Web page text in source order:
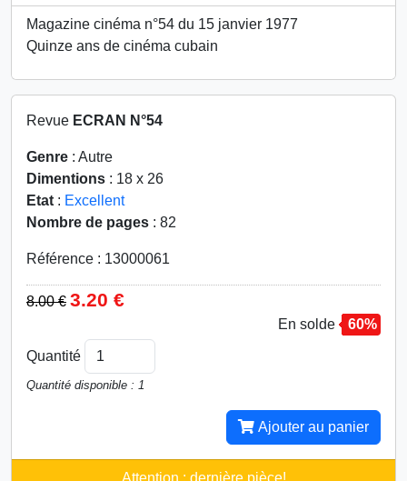
Magazine cinéma n°54 du 15 janvier 1977
Quinze ans de cinéma cubain
Revue ECRAN N°54
Genre : Autre
Dimentions : 18 x 26
Etat : Excellent
Nombre de pages : 82
Référence : 13000061
8.00 € 3.20 €
60%
En solde
Quantité
Quantité disponible : 1
Ajouter au panier
Attention : dernière pièce!